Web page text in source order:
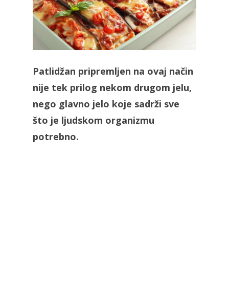
Patlidžan pripremljen na ovaj način
nije tek prilog nekom drugom jelu,
nego glavno jelo koje sadrži sve
što je ljudskom organizmu
potrebno.